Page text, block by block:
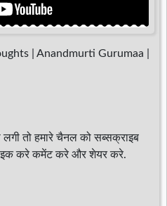
| Anandmurti Gurumaa |
लगी तो हमारे चैनल को सब्सक्राइब
करे कमेंट करे और शेयर करे.